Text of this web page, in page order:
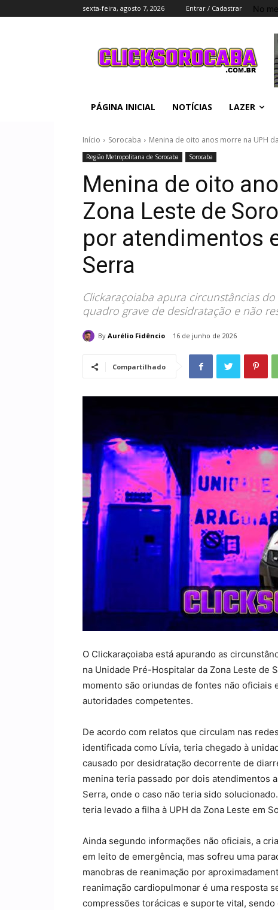
sexta-feira, agosto 7, 2026 Entrar / Cadastrar No
PÁGINA INICIAL NOTÍCIAS LAZER
Início Sorocaba Menina de oito anos morre na UPH
Região Metropolitana de Sorocaba Sorocaba
Menina de oito
Zona Leste de
por atendimentos
Serra
Clickaraçoiaba apura circunstâncias
quadro grave de desidratação e não
By Aurélio Fidêncio 16 de junho de 2026
Compartilhado
O Clickaraçoiaba está apurando as
na Unidade Pré-Hospitalar da Zona Leste de
momento são oriundas de fontes não oficiais
autoridades competentes.
De acordo com relatos que circulam nas
identificada como Lívia, teria chegado à
causado por desidratação decorrente de
menina teria passado por dois atendimentos
Serra, onde o caso não teria sido
teria levado a filha à UPH da Zona Leste em
Ainda segundo informações não oficiais, a
em leito de emergência, mas sofreu uma
manobras de reanimação por
reanimação cardiopulmonar é uma resposta
compressões torácicas e suporte vital,